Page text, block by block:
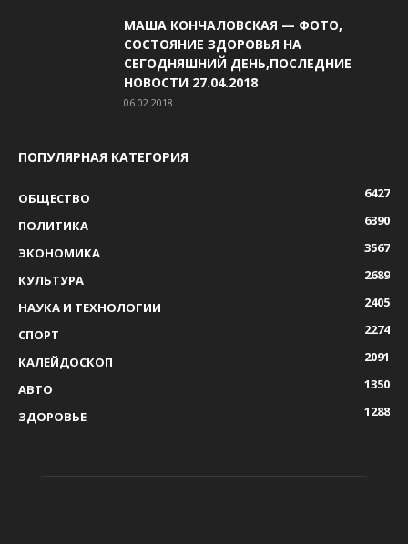
МАША КОНЧАЛОВСКАЯ — ФОТО,
СОСТОЯНИЕ ЗДОРОВЬЯ НА
СЕГОДНЯШНИЙ ДЕНЬ,ПОСЛЕДНИЕ
НОВОСТИ 27.04.2018
06.02.2018
ПОПУЛЯРНАЯ КАТЕГОРИЯ
ОБЩЕСТВО
6427
ПОЛИТИКА
6390
ЭКОНОМИКА
3567
КУЛЬТУРА
2689
НАУКА И ТЕХНОЛОГИИ
2405
СПОРТ
2274
КАЛЕЙДОСКОП
2091
АВТО
1350
ЗДОРОВЬЕ
1288